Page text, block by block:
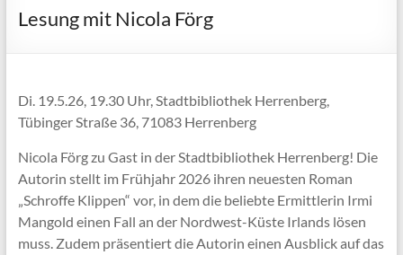
Lesung mit Nicola Förg
Di. 19.5.26, 19.30 Uhr, Stadtbibliothek Herrenberg,
Tübinger Straße 36, 71083 Herrenberg
Nicola Förg zu Gast in der Stadtbibliothek Herrenberg! Die
Autorin stellt im Frühjahr 2026 ihren neuesten Roman
„Schroffe Klippen“ vor, in dem die beliebte Ermittlerin Irmi
Mangold einen Fall an der Nordwest-Küste Irlands lösen
muss. Zudem präsentiert die Autorin einen Ausblick auf das